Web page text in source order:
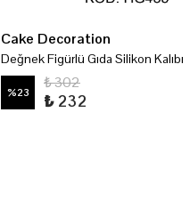
Cake Decoration
Değnek Figürlü Gıda Silikon Kalıbı
%23
₺ 302
₺ 232